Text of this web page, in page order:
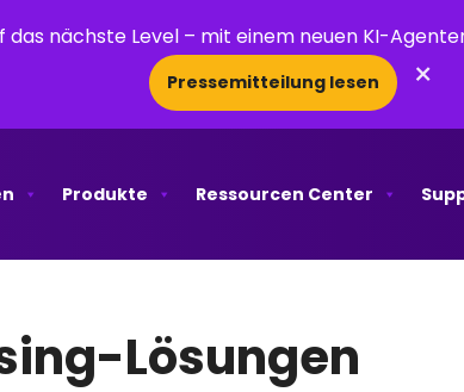
nächste Level – mit einem neuen KI-
Pressemitteilung lesen ×
Produkte Ressourcen Center
Lösungen